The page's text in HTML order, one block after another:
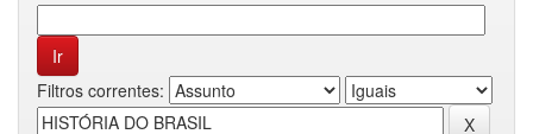
Filtros correntes: